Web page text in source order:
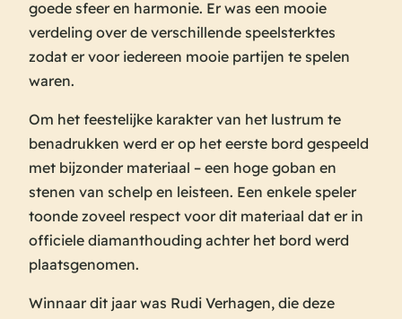
goede sfeer en harmonie. Er was een mooie
verdeling over de verschillende speelsterktes
zodat er voor iedereen mooie partijen te spelen
waren.
Om het feestelijke karakter van het lustrum te
benadrukken werd er op het eerste bord gespeeld
met bijzonder materiaal – een hoge goban en
stenen van schelp en leisteen. Een enkele speler
toonde zoveel respect voor dit materiaal dat er in
officiele diamanthouding achter het bord werd
plaatsgenomen.
Winnaar dit jaar was Rudi Verhagen, die deze